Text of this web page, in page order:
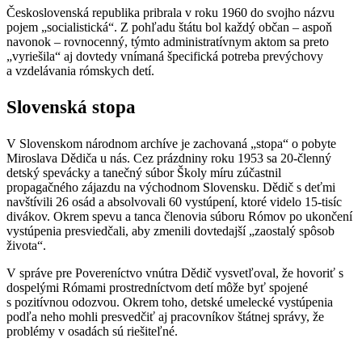
Československá republika pribrala v roku 1960 do svojho názvu
pojem „socialistická“. Z pohľadu štátu bol každý občan – aspoň
navonok – rovnocenný, týmto administratívnym aktom sa preto
„vyriešila“ aj dovtedy vnímaná špecifická potreba prevýchovy
a vzdelávania rómskych detí.
Slovenská stopa
V Slovenskom národnom archíve je zachovaná „stopa“ o pobyte
Miroslava Dědiča u nás. Cez prázdniny roku 1953 sa 20-členný
detský spevácky a tanečný súbor Školy míru zúčastnil
propagačného zájazdu na východnom Slovensku. Dědič s deťmi
navštívili 26 osád a absolvovali 60 vystúpení, ktoré videlo 15-tisíc
divákov. Okrem spevu a tanca členovia súboru Rómov po ukončení
vystúpenia presviedčali, aby zmenili dovtedajší „zaostalý spôsob
života“.
V správe pre Povereníctvo vnútra Dědič vysvetľoval, že hovoriť s
dospelými Rómami prostredníctvom detí môže byť spojené
s pozitívnou odozvou. Okrem toho, detské umelecké vystúpenia
podľa neho mohli presvedčiť aj pracovníkov štátnej správy, že
problémy v osadách sú riešiteľné.